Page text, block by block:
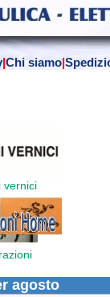
|Chi siamo|
vernici
agosto